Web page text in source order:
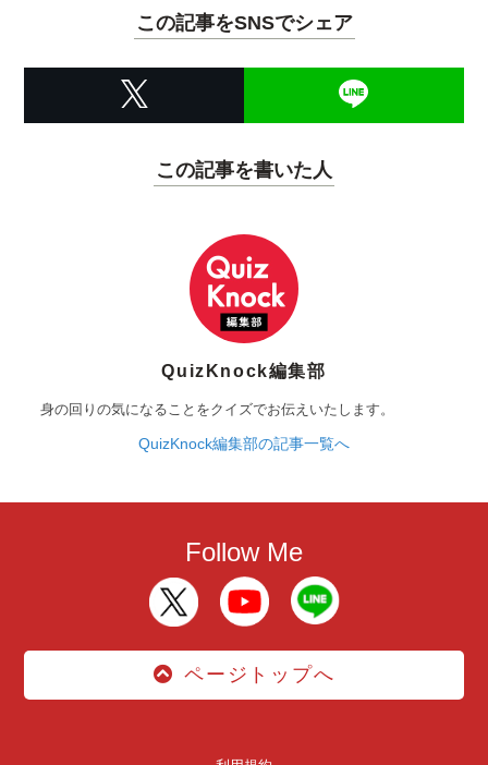
この記事をSNSでシェア
この記事を書いた人
QuizKnock編集部
身の回りの気になることをクイズでお伝えいたします。
QuizKnock編集部の記事一覧へ
Follow Me
ページトップへ